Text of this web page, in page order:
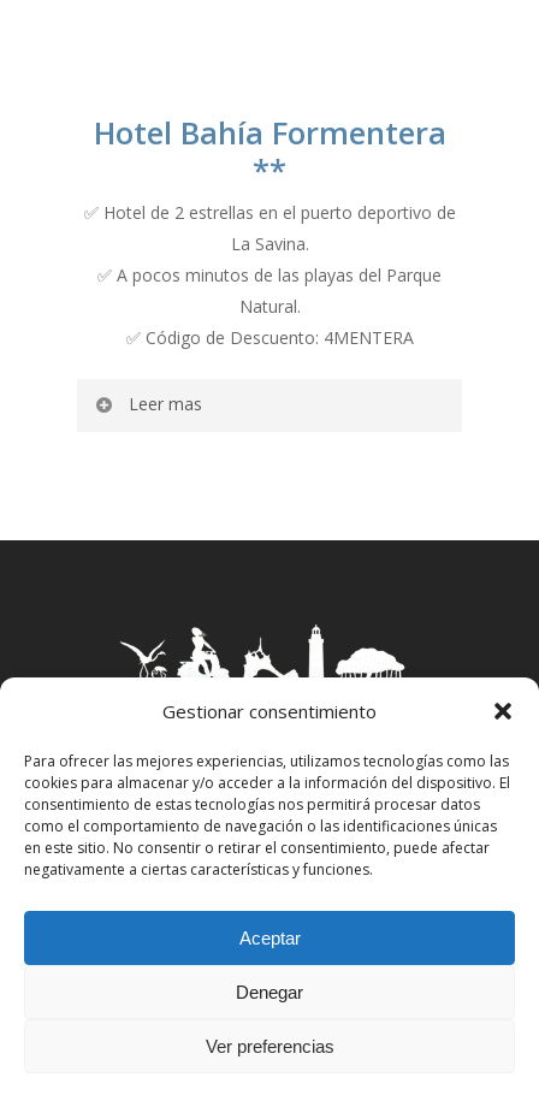
Gestionar consentimiento
Para ofrecer las mejores experiencias, utilizamos tecnologías como las
cookies para almacenar y/o acceder a la información del dispositivo. El
consentimiento de estas tecnologías nos permitirá procesar datos
como el comportamiento de navegación o las identificaciones únicas
en este sitio. No consentir o retirar el consentimiento, puede afectar
negativamente a ciertas características y funciones.
Aceptar
Denegar
Ver preferencias
Hotel Bahía Formentera
**
✅ Hotel de 2 estrellas en el puerto deportivo de
La Savina.
✅ A pocos minutos de las playas del Parque
Natural.
✅ Código de Descuento: 4MENTERA
Leer mas
historia
iniciativa de los abuelos de las actuales
propietarias. Siendo su padre, Antonio
Calafat Mayans, quien le dio el mayor
negocio del turismo que entonces iniciaba
su presencia en la isla, era una opción de
futuro para la familia.
Desde sus inicios, el Bahía, como se le
también de restaurante y han funcionado
siempre como uno solo.
Formentera, ofrece un doble servicio de
Aviso Legal– Política Privacidad–Política
Cookies–Propiedad Intelectual
S.L.U.